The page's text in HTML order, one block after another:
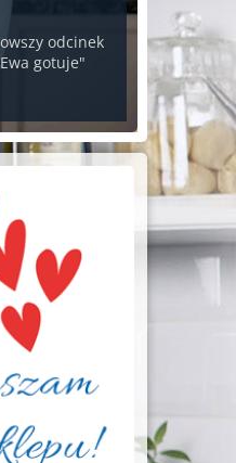
odcinek
gotuje"